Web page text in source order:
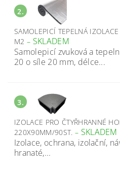
2.
SAMOLEPICÍ TEPELNÁ
M2– SKLADEM
Samolepicí zvuková a
20 o síle 20 mm, délce...
3.
IZOLACE PRO ČTYŘHRANNÉ
220X90MM/90ST. – SKLADEM
Izolace, ochrana, izolační,
hranaté,...